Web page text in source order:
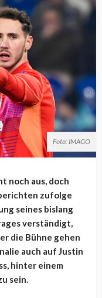
Foto: IMAGO
noch aus, doch
zufolge
seines bislang
verständigt,
die Bühne gehen
auch auf Justin
hinter einem
sein.